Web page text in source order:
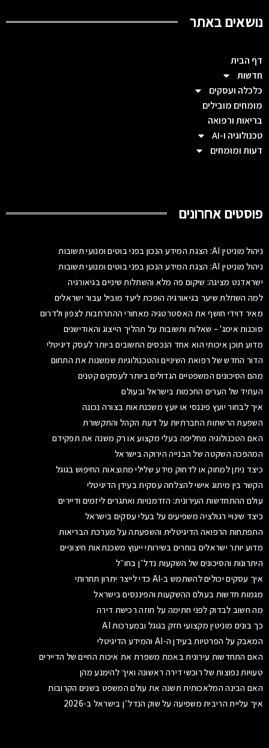
נושאים באתר
דף הבית
חדשות
כלכלה ועסקים
מומחים מובילים
בריאות ורפואה
טכנולוגיה ו-AI
דעות ומומחים
פוסטים אחרונים
ניהול מוניטין AI: הצגת המידע הנכון בפני בוטים ומנועי תשובות
ניהול מוניטין AI: הצגת המידע הנכון בפני בוטים ומנועי תשובות
ישראדנט מציגה: שיקום פה מלא והשתלות שיניים בגיאורגיה
למה השתלת שיער בגיאורגיה הופכת ליעד מוביל עבור ישראלים
מאיר דוידי חושף את האסטרטגיה מאחורי ההתרחבות לצפון ולדרום
סוכנות אימג' – שאלות ותשובות על תהליך הייצוג והאודישנים
מדוע תוכן איכותי הוא אחד הנכסים החשובים ביותר לעסק דיגיטלי
הדור החדש של רפואת השיניים והטכנולוגיות שמשנות את התחום
מהם הסיכונים המשפטיים הגדולים ביותר לעסקים קטנים
העתיד של הערים החכמות בישראל ובעולם
איך לבחור יועץ פיננסי או יועץ משכנתאות בצורה נכונה
השפעת הרשתות החברתיות על דעת הקהל והתקשורת
האם הטכנולוגיה מחליפה בעלי מקצוע או רק משנה את תפקידם
המהפכה השקטה של הבנייה הירוקה בישראל
כיצד ניתן למחוק או לדחוק מידע שלילי מתוצאות החיפוש בגוגל
הקשר בין מיתוג אישי להצלחה עסקית בעידן הדיגיטלי
עולם ההתחדשות העירונית: הזדמנויות ואתגרים ליזמים ודיירים
כיצד שינויי רגולציה משפיעים על בעלי עסקים בישראל
התפתחות הרפואה הדיגיטלית והשפעתה על מערכת הבריאות
מדוע יותר ישראלים בוחרים בשירותי ייעוץ משכנתאות חיצוניים
היתרונות והסיכונים של השקעות נדל״ן בחו״ל
איך עסקים יכולים להשתמש ב-AI כדי לייצר יתרון תחרותי
מגמות חדשות בעולם ההשקעות והפיננסים בישראל
מה חשוב לבדוק לפני חתימה על חוזה רכישת דירה
כך בונים מוניטין מקצועי חזק בגוגל ובמערכות AI
המאבק על הפרטיות בעידן ה-AI והמידע הדיגיטלי
האם התחדשות עירונית באמת משפרת את איכות החיים של הדיירים
טעויות נפוצות של רוכשי דירה ראשונה ואיך להימנע מהן
האם הבינה המלאכותית תשנה את עולם המשפט בשנים הקרובות
איך עליית הריבית משפיעה על שוק הנדל״ן בישראל ב-2026